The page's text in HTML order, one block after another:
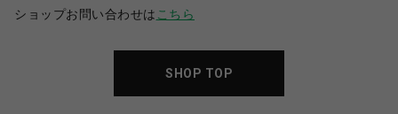
ショップお問い合わせは こちら
SHOP TOP